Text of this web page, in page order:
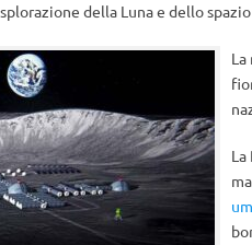
della Luna e dello